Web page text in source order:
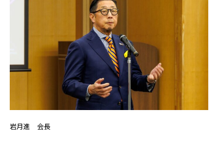
岩月進 会長